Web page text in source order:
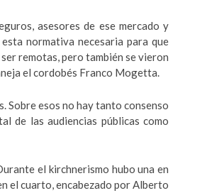
asesores de ese mercado y
normativa necesaria para que
remotas, pero también se vieron
el cordobés Franco Mogetta.
Sobre esos no hay tanto consenso
de las audiencias públicas como
el kirchnerismo hubo una en
el cuarto, encabezado por Alberto